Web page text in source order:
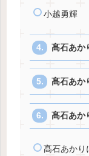
小越勇輝
髙石あか
髙石あか
髙石あか
髙石あかり